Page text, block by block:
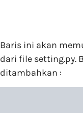
Baris ini akan
dari file setting.py.
ditambahkan :